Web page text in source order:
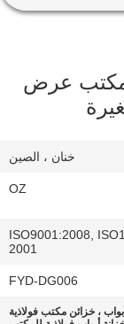
مكتب عرض
خنان ، الصين
OZ
ISO9001:2008,
2001
FYD-DG006
، خزائن مكتب فولاذية